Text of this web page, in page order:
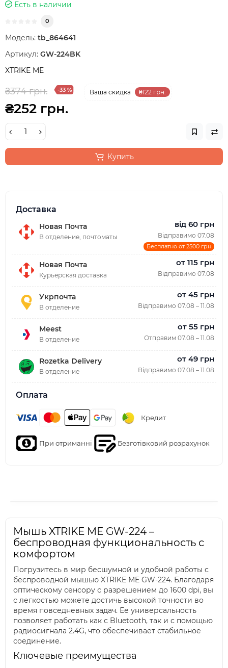
Есть в наличии
0
Модель: tb_864641
Артикул: GW-224BK
XTRIKE ME
₴374 грн. -33 % Ваша cкидка ₴122 грн.
₴252 грн.
Купить
Доставка
Новая Почта
В отделение, почтоматы
від 60 грн
Відправимо 07.08
Бесплатно от 2500 грн
Новая Почта
Курьерская доставка
от 115 грн
Відправимо 07.08
Укрпочта
В отделение
от 45 грн
Відправимо 07.08 – 11.08
Meest
В отделение
от 55 грн
Отправим 07.08 – 11.08
Rozetka Delivery
В отделение
от 49 грн
Відправимо 07.08 – 11.08
Оплата
Кредит
При отриманні Безготівковий розрахунок
Мышь XTRIKE ME GW-224 –
беспроводная функциональность с
комфортом
Погрузитесь в мир бесшумной и удобной работы с
беспроводной мышью XTRIKE ME GW-224. Благодаря
оптическому сенсору с разрешением до 1600 dpi, вы
с легкостью можете достичь высокой точности во
время повседневных задач. Ее универсальность
позволяет работать как с Bluetooth, так и с помощью
радиосигнала 2.4G, что обеспечивает стабильное
соединение.
Ключевые преимущества